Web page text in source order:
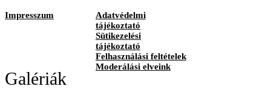
Impresszum
Adatvédelmi
tájékoztató
Sütikezelési
tájékoztató
Felhasználási feltételek
Moderálási elveink
Galériák